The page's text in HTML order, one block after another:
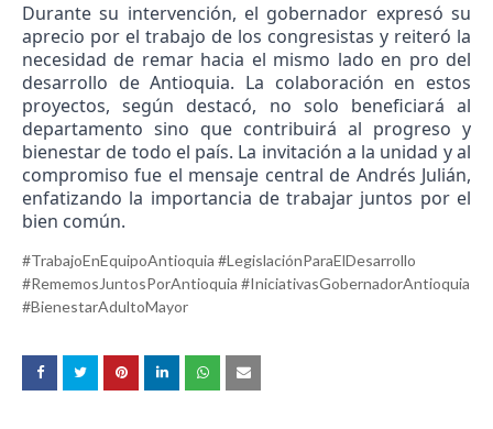
Durante su intervención, el gobernador expresó su
aprecio por el trabajo de los congresistas y reiteró la
necesidad de remar hacia el mismo lado en pro del
desarrollo de Antioquia. La colaboración en estos
proyectos, según destacó, no solo beneficiará al
departamento sino que contribuirá al progreso y
bienestar de todo el país. La invitación a la unidad y al
compromiso fue el mensaje central de Andrés Julián,
enfatizando la importancia de trabajar juntos por el
bien común.
#TrabajoEnEquipoAntioquia #LegislaciónParaElDesarrollo
#RememosJuntosPorAntioquia #IniciativasGobernadorAntioquia
#BienestarAdultoMayor